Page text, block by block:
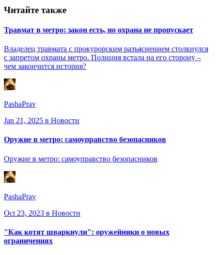
Читайте также
Травмат в метро: закон есть, но охрана не пропускает
Владелец травмата с прокурорским разъяснением столкнулся
с запретом охраны метро. Полиция встала на его сторону –
чем закончится история?
PashaPrav
Jan 21, 2025 в Новости
Оружие в метро: самоуправство безопасников
Оружие в метро: самоуправство безопасников
PashaPrav
Oct 23, 2023 в Новости
"Как котят шваркнули": оружейники о новых
ограничениях